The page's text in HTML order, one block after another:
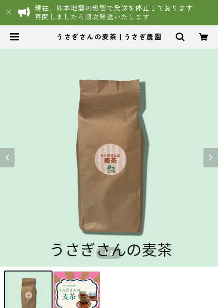
現在、熊本地震の影響で発送を停止しております
再開しましたら順次発送いたします
うさぎさんの麦茶 | うさぎ農園
1/2